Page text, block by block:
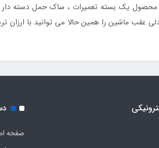
یک بسته تعمیرات ، ساک حمل دسته دار و
عقب ماشین را همین حالا می توانید با
صفحه